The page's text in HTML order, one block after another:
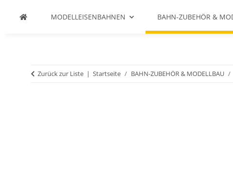
MODELLEISENBAHNEN BAHN-ZUBEHÖR &
Zurück zur Liste Startseite BAHN-ZUBEHÖR & MODELLBAU